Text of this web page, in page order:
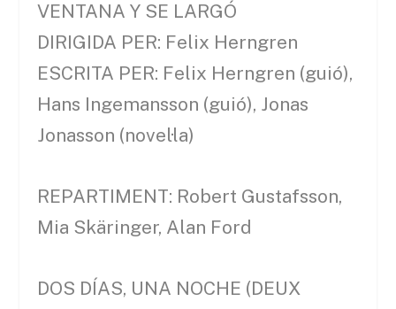
VENTANA Y SE LARGÓ
DIRIGIDA PER: Felix Herngren
ESCRITA PER: Felix Herngren (guió),
Hans Ingemansson (guió), Jonas
Jonasson (novel·la)
REPARTIMENT: Robert Gustafsson,
Mia Skäringer, Alan Ford
DOS DÍAS, UNA NOCHE (DEUX